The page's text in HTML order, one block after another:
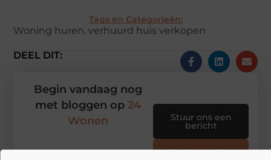
Tags en Categorieën:
Woning huren,verhuurd huis verkopen
DEEL DIT:
Begin vandaag nog
met bloggen op 24
Wonen
Stuur ons een
bericht
Registreer hier